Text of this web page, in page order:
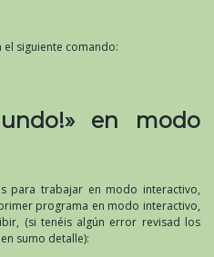
siguiente comando:
en modo
para trabajar en modo interactivo,
programa en modo interactivo,
(si tenéis algún error revisad los
sumo detalle):